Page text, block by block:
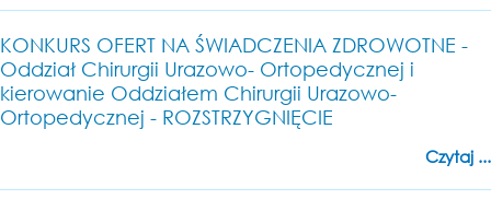
KONKURS OFERT NA ŚWIADCZENIA ZDROWOTNE -
Oddział Chirurgii Urazowo- Ortopedycznej i
kierowanie Oddziałem Chirurgii Urazowo-
Ortopedycznej - ROZSTRZYGNIĘCIE
Czytaj ...